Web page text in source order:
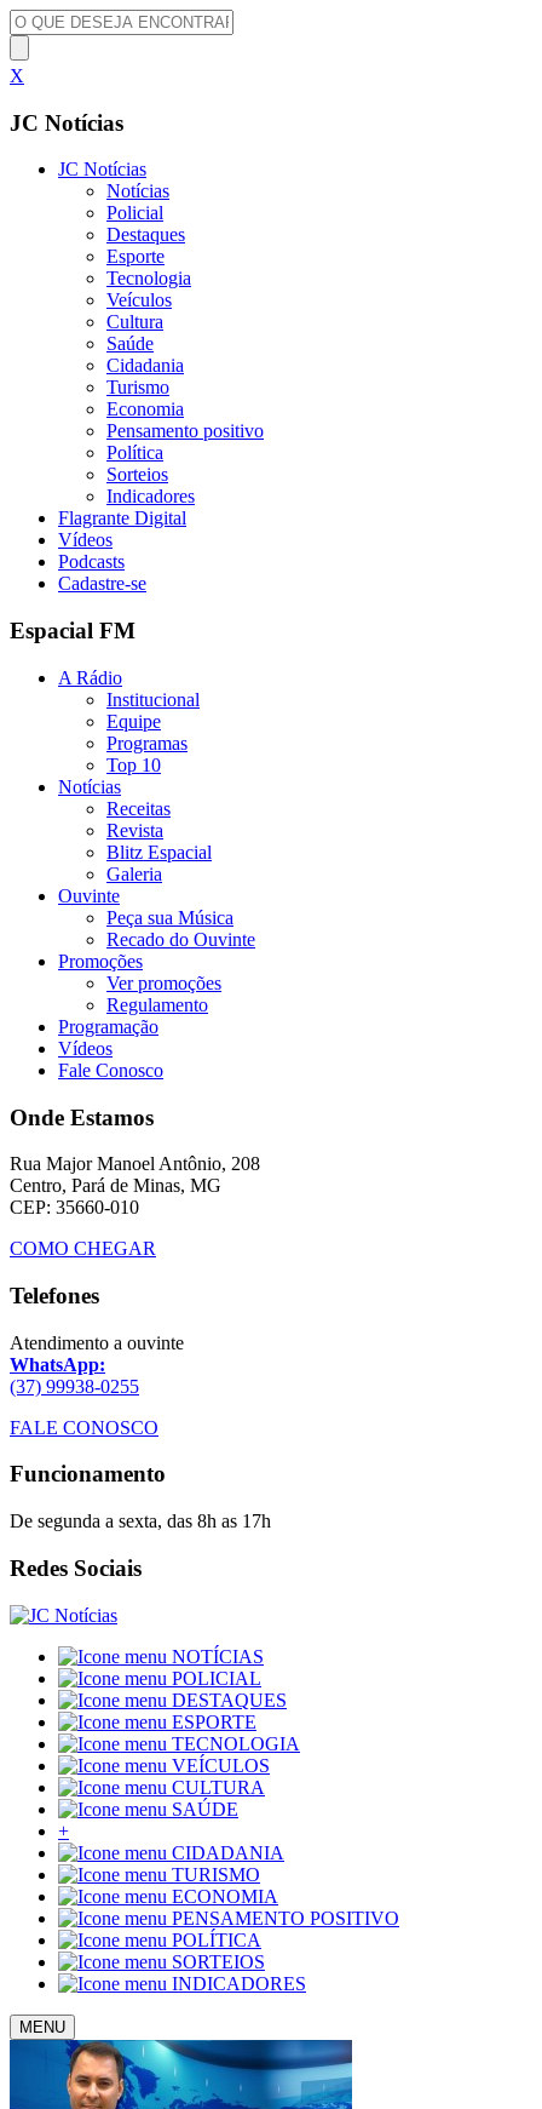
X
JC Notícias
JC Notícias
Notícias
Policial
Destaques
Esporte
Tecnologia
Veículos
Cultura
Saúde
Cidadania
Turismo
Economia
Pensamento positivo
Política
Sorteios
Indicadores
Flagrante Digital
Vídeos
Podcasts
Cadastre-se
Espacial FM
A Rádio
Institucional
Equipe
Programas
Top 10
Notícias
Receitas
Revista
Blitz Espacial
Galeria
Ouvinte
Peça sua Música
Recado do Ouvinte
Promoções
Ver promoções
Regulamento
Programação
Vídeos
Fale Conosco
Onde Estamos
Rua Major Manoel Antônio, 208
Centro, Pará de Minas, MG
CEP: 35660-010
COMO CHEGAR
Telefones
Atendimento a ouvinte
WhatsApp:
(37) 99938-0255
FALE CONOSCO
Funcionamento
De segunda a sexta, das 8h as 17h
Redes Sociais
NOTÍCIAS
POLICIAL
DESTAQUES
ESPORTE
TECNOLOGIA
VEÍCULOS
CULTURA
SAÚDE
+
CIDADANIA
TURISMO
ECONOMIA
PENSAMENTO POSITIVO
POLÍTICA
SORTEIOS
INDICADORES
MENU